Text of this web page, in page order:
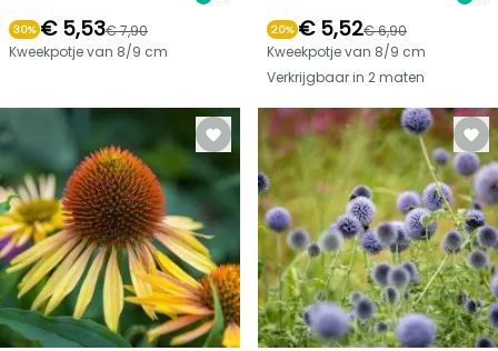
30% € 5,53€ 7,90
Kweekpotje van 8/9 cm
20% € 5,52€ 6,90
Kweekpotje van 8/9 cm
Verkrijgbaar in 2 maten